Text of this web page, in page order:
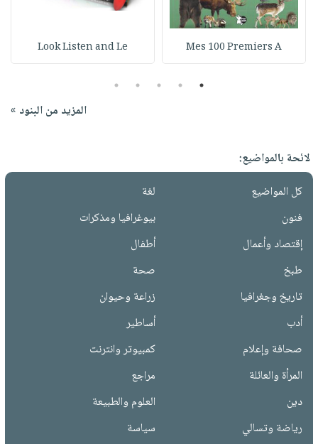
Mes 100 Premiers A
Look Listen and Le
1
2
3
4
5
المزيد من البنود »
لائحة بالمواضيع:
كل المواضيع
لغة
فنون
بيوغرافيا ومذكرات
إقتصاد وأعمال
أطفال
طبخ
صحة
تاريخ وجغرافيا
زراعة وحيوان
أدب
أساطير
صحافة وإعلام
كمبيوتر وانترنت
المرأة والعائلة
مراجع
دين
العلوم والطبيعة
رياضة وتسالي
سياسة